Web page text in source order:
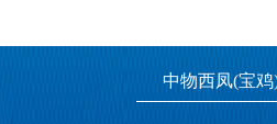
中物西凤(宝